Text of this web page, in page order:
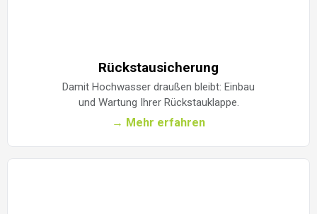
Rückstausicherung
Damit Hochwasser draußen bleibt: Einbau
und Wartung Ihrer Rückstauklappe.
→ Mehr erfahren